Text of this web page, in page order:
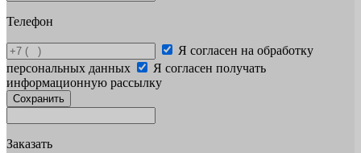
Телефон
Я согласен на обработку
персональных данных
Я согласен получать
информационную рассылку
Сохранить
Заказать